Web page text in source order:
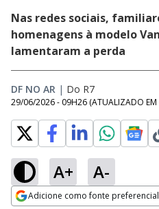
Nas redes sociais,
homenagens à modelo
lamentaram a perda
DF NO AR | Do R7
29/06/2026 - 09H26 (ATUALIZADO EM
A+ A-
Adicione como fonte
Ativar
Loaded:
48.29%